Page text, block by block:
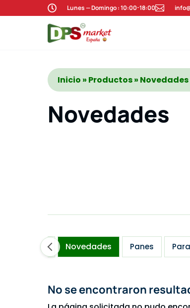
 Lunes — Domingo : 10:00-18:00
Inicio » Productos» Novedades
Novedades
ventas Novedades Panes
No se encontraron